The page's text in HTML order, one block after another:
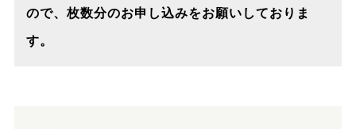
ので、枚数分のお申し込みをお願いしておりま
す。